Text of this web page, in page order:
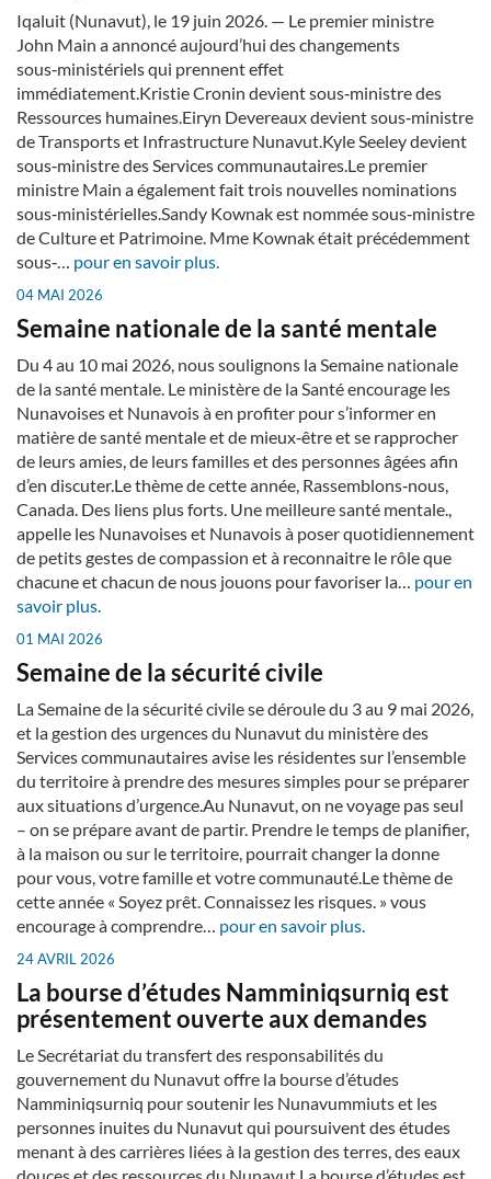
Iqaluit (Nunavut), le 19 juin 2026. — Le premier ministre
John Main a annoncé aujourd’hui des changements
sous‑ministériels qui prennent effet
immédiatement.Kristie Cronin devient sous‑ministre des
Ressources humaines.Eiryn Devereaux devient sous‑ministre
de Transports et Infrastructure Nunavut.Kyle Seeley devient
sous‑ministre des Services communautaires.Le premier
ministre Main a également fait trois nouvelles nominations
sous‑ministérielles.Sandy Kownak est nommée sous‑ministre
de Culture et Patrimoine. Mme Kownak était précédemment
sous‑… pour en savoir plus.
04 MAI 2026
Semaine nationale de la santé mentale
Du 4 au 10 mai 2026, nous soulignons la Semaine nationale
de la santé mentale. Le ministère de la Santé encourage les
Nunavoises et Nunavois à en profiter pour s’informer en
matière de santé mentale et de mieux‑être et se rapprocher
de leurs amies, de leurs familles et des personnes âgées afin
d’en discuter.Le thème de cette année, Rassemblons‑nous,
Canada. Des liens plus forts. Une meilleure santé mentale.,
appelle les Nunavoises et Nunavois à poser quotidiennement
de petits gestes de compassion et à reconnaitre le rôle que
chacune et chacun de nous jouons pour favoriser la… pour en
savoir plus.
01 MAI 2026
Semaine de la sécurité civile
La Semaine de la sécurité civile se déroule du 3 au 9 mai 2026,
et la gestion des urgences du Nunavut du ministère des
Services communautaires avise les résidentes sur l’ensemble
du territoire à prendre des mesures simples pour se préparer
aux situations d’urgence.Au Nunavut, on ne voyage pas seul
– on se prépare avant de partir. Prendre le temps de planifier,
à la maison ou sur le territoire, pourrait changer la donne
pour vous, votre famille et votre communauté.Le thème de
cette année « Soyez prêt. Connaissez les risques. » vous
encourage à comprendre… pour en savoir plus.
24 AVRIL 2026
La bourse d’études Namminiqsurniq est
présentement ouverte aux demandes
Le Secrétariat du transfert des responsabilités du
gouvernement du Nunavut offre la bourse d’études
Namminiqsurniq pour soutenir les Nunavummiuts et les
personnes inuites du Nunavut qui poursuivent des études
menant à des carrières liées à la gestion des terres, des eaux